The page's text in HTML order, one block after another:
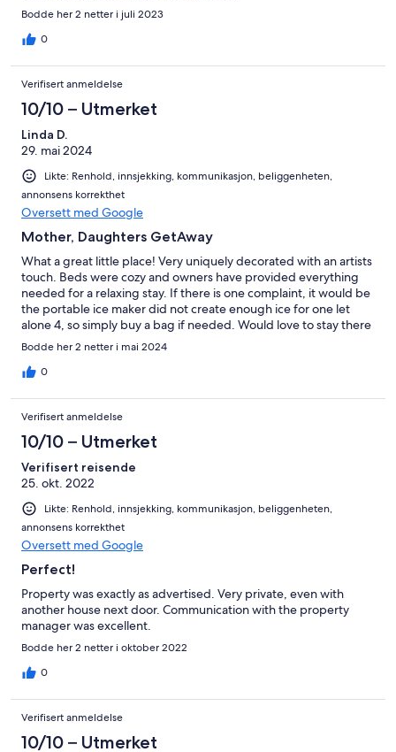
Bodde her 2 netter i juli 2023
0
Verifisert anmeldelse
10/10 – Utmerket
Linda D.
29. mai 2024
Likte: Renhold, innsjekking, kommunikasjon, beliggenheten,
annonsens korrekthet
Oversett med Google
Mother, Daughters GetAway
What a great little place! Very uniquely decorated with an artists
touch. Beds were cozy and owners have provided everything
needed for a relaxing stay. If there is one complaint, it would be
the portable ice maker did not create enough ice for one let
alone 4, so simply buy a bag if needed. Would love to stay there
again!
Bodde her 2 netter i mai 2024
0
Verifisert anmeldelse
10/10 – Utmerket
Verifisert reisende
25. okt. 2022
Likte: Renhold, innsjekking, kommunikasjon, beliggenheten,
annonsens korrekthet
Oversett med Google
Perfect!
Property was exactly as advertised. Very private, even with
another house next door. Communication with the property
manager was excellent.
Bodde her 2 netter i oktober 2022
0
Verifisert anmeldelse
10/10 – Utmerket